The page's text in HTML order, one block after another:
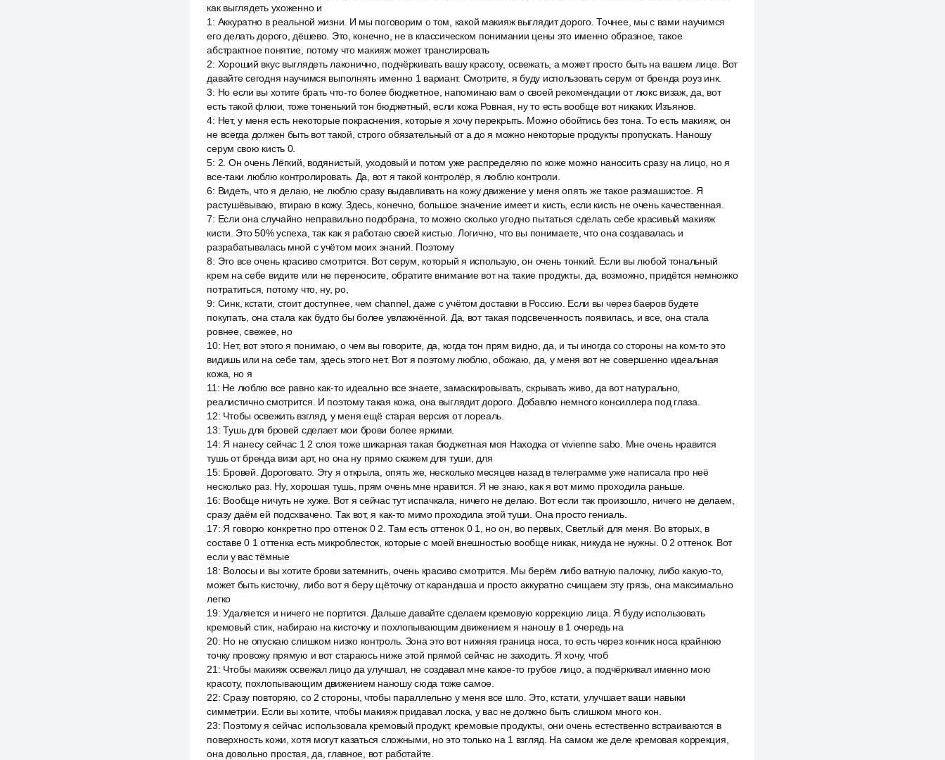
как выглядеть ухоженно и
1 : Аккуратно в реальной жизни. И мы поговорим о том, какой макияж выглядит дорого. Точнее, мы с вами научимся
его делать дорого, дёшево. Это, конечно, не в классическом понимании цены это именно образное, такое
абстрактное понятие, потому что макияж может транслировать
2: Хороший вкус выглядеть лаконично, подчёркивать вашу красоту, освежать, а может просто быть на вашем лице. Вот
давайте сегодня научимся выполнять именно 1 вариант. Смотрите, я буду использовать серум от бренда роуз инк.
3: Но если вы хотите брать что-то более бюджетное, напоминаю вам о своей рекомендации от люкс визаж, да, вот
есть такой флюи, тоже тоненький тон бюджетный, если кожа Ровная, ну то есть вообще вот никаких Изъянов.
4: Нет, у меня есть некоторые покраснения, которые я хочу перекрыть. Можно обойтись без тона. То есть макияж, он
не всегда должен быть вот такой, строго обязательный от а до я можно некоторые продукты пропускать. Наношу
серум свою кисть 0.
5: 2. Он очень Лёгкий, водянистый, уходовый и потом уже распределяю по коже можно наносить сразу на лицо, но я
все-таки люблю контролировать. Да, вот я такой контролёр, я люблю контроли.
6: Видеть, что я делаю, не люблю сразу выдавливать на кожу движение у меня опять же такое размашистое. Я
растушёвываю, втираю в кожу. Здесь, конечно, большое значение имеет и кисть, если кисть не очень качественная.
7: Если она случайно неправильно подобрана, то можно сколько угодно пытаться сделать себе красивый макияж
кисти. Это 50% успеха, так как я работаю своей кистью. Логично, что вы понимаете, что она создавалась и
разрабатывалась мной с учётом моих знаний. Поэтому
8: Это все очень красиво смотрится. Вот серум, который я использую, он очень тонкий. Если вы любой тональный
крем на себе видите или не переносите, обратите внимание вот на такие продукты, да, возможно, придётся немножко
потратиться, потому что, ну, ро,
9: Синк, кстати, стоит доступнее, чем channel, даже с учётом доставки в Россию. Если вы через баеров будете
покупать, она стала как будто бы более увлажнённой. Да, вот такая подсвеченность появилась, и все, она стала
ровнее, свежее, но
10: Нет, вот этого я понимаю, о чем вы говорите, да, когда тон прям видно, да, и ты иногда со стороны на ком-то это
видишь или на себе там, здесь этого нет. Вот я поэтому люблю, обожаю, да, у меня вот не совершенно идеальная
кожа, но я
11 : Не люблю все равно как-то идеально все знаете, замаскировывать, скрывать живо, да вот натурально,
реалистично смотрится. И поэтому такая кожа, она выглядит дорого. Добавлю немного консиллера под глаза.
12: Чтобы освежить взгляд, у меня ещё старая версия от лореаль.
13:Тушь для бровей сделает мои брови более яркими.
14: Я нанесу сейчас 1 2 слоя тоже шикарная такая бюджетная моя Находка от vivienne sabo. Мне очень нравится
тушь от бренда визи арт, но она ну прямо скажем для туши, для
15: Бровей. Дороговато. Эту я открыла, опять же, несколько месяцев назад в телеграмме уже написала про неё
несколько раз. Ну, хорошая тушь, прям очень мне нравится. Я не знаю, как я вот мимо проходила раньше.
16: Вообще ничуть не хуже. Вот я сейчас тут испачкала, ничего не делаю. Вот если так произошло, ничего не делаем,
сразу даём ей подсхвачено. Так вот, я как-то мимо проходила этой туши. Она просто гениаль.
17: Я говорю конкретно про оттенок 0 2. Там есть оттенок 0 1, но он, во первых, Светлый для меня. Во вторых, в
составе 0 1 оттенка есть микроблесток, которые с моей внешностью вообще никак, никуда не нужны. 0 2 оттенок. Вот
если у вас тёмные
18: Волосы и вы хотите брови затемнить, очень красиво смотрится. Мы берём либо ватную палочку, либо какую-то,
может быть кисточку, либо вот я беру щёточку от карандаша и просто аккуратно счищаем эту грязь, она максимально
легко
19:Удаляется и ничего не портится. Дальше давайте сделаем кремовую коррекцию лица. Я буду использовать
кремовый стик, набираю на кисточку и похлопывающим движением я наношу в 1 очередь на
20: Но не опускаю слишком низко контроль. Зона это вот нижняя граница носа, то есть через кончик носа крайнюю
точку провожу прямую и вот стараюсь ниже этой прямой сейчас не заходить. Я хочу, чтоб
21 : Чтобы макияж освежал лицо да улучшал, не создавал мне какое-то грубое лицо, а подчёркивал именно мою
красоту, похлопывающим движением наношу сюда тоже самое.
22:Сразу повторяю, со 2 стороны, чтобы параллельно у меня все шло. Это, кстати, улучшает ваши навыки
симметрии. Если вы хотите, чтобы макияж придавал лоска, у вас не должно быть слишком много кон.
23: Поэтому я сейчас использовала кремовый продукт, кремовые продукты, они очень естественно встраиваются в
поверхность кожи, хотя могут казаться сложными, но это только на 1 взгляд. На самом же деле кремовая коррекция,
она довольно простая, да, главное, вот работайте.